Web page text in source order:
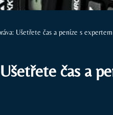
Ušetřete čas a peníze s expertem
čas a